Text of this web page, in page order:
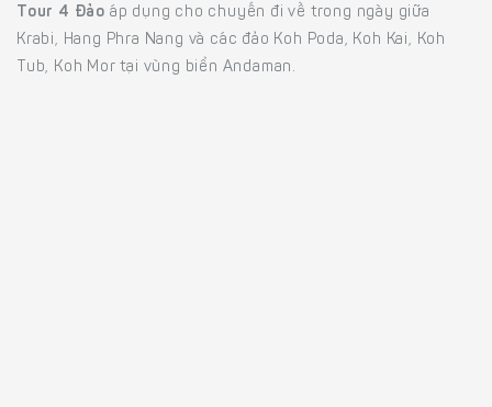
Tour 4 Đảo áp dụng cho chuyến đi về trong ngày giữa
Krabi, Hang Phra Nang và các đảo Koh Poda, Koh Kai, Koh
Tub, Koh Mor tại vùng biển Andaman.